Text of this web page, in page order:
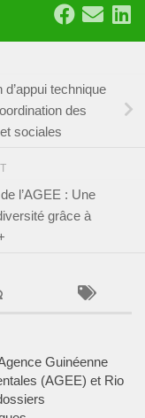
technique
des
sociales
l’AGEE : Une
grâce à
Guinéenne
(AGEE) et Rio